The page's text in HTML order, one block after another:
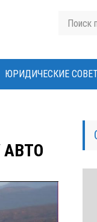
ЮРИДИЧЕСКИЕ